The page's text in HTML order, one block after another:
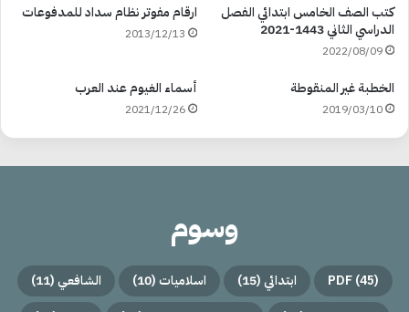
كتب الصف الخامس ابتدائي الفصل
الدراسي الثاني 1443-2021
2022/08/09
ارقام مفوتر نظام سداد للمدفوعات
2013/12/13
الخطبة غير المنقوطة
2019/03/10
أسماء الغيوم عند العرب
2021/12/26
وسوم
PDF(45) ابتدائي(15) اسلاميات(10) الشافعي(11)